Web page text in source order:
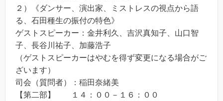
２）《ダンサー、演出家、ミストレスの視点から語
る、石田種生の振付の特色》
ゲストスピーカー：金井利久、吉沢真知子、山口智
子、長谷川祐子、加藤浩子
（ゲストスピーカーはやむを得ず変更になる場合がご
ざいます）
司会（質問者）：稲田奈緒美
【第二部】 １４：００－１６：００